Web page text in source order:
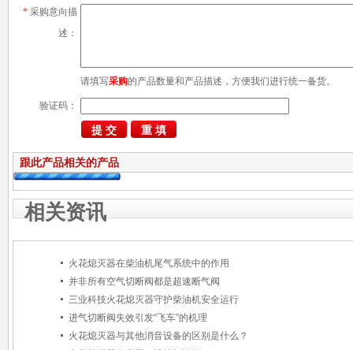
* 采购意向描
述：
请填写采购的产品数量和产品描述，方便我们进行统一备货。
验证码：
跟此产品相关的产品
相关资讯
火花熄灭器在柴油机尾气系统中的作用
并非所有空气切断阀都是超速断气阀
三业科技火花熄灭器守护柴油机安全运行
进气切断阀失效引发“飞车”的机理
火花熄灭器与其他消音设备的区别是什么？